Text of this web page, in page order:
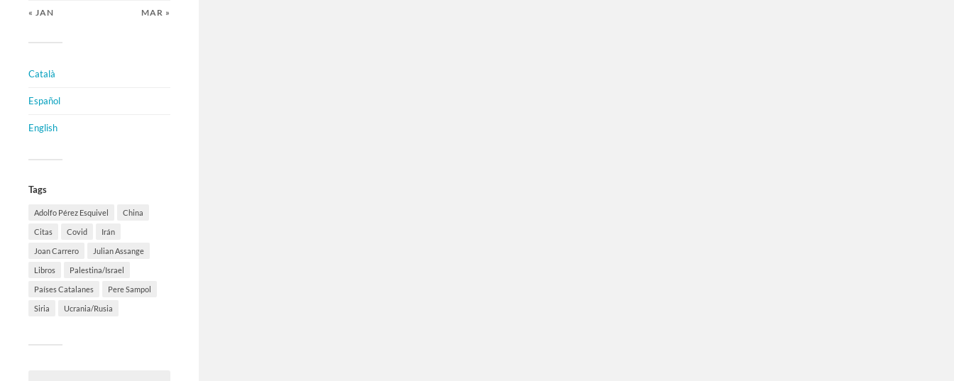
« JAN MAR »
Català
Español
English
Tags
Adolfo Pérez Esquivel China
Citas Covid Irán
Joan Carrero Julian Assange
Libros Palestina/Israel
Países Catalanes Pere Sampol
Siria Ucrania/Rusia